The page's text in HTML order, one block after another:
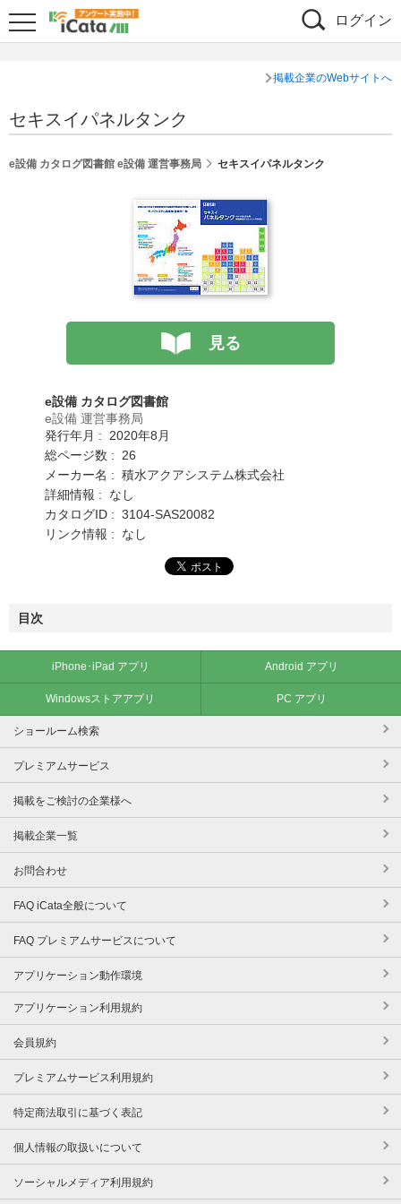
ログイン
掲載企業のWebサイトへ
セキスイパネルタンク
e設備 カタログ図書館 e設備 運営事務局 セキスイパネルタンク
見る
e設備 カタログ図書館
e設備 運営事務局
発行年月 : 2020年8月
総ページ数 : 26
メーカー名 : 積水アクアシステム株式会社
詳細情報 : なし
カタログID : 3104-SAS20082
リンク情報 : なし
目次
iPhone･iPad アプリ Android アプリ
Windowsストアアプリ PC アプリ
ショールーム検索
プレミアムサービス
掲載をご検討の企業様へ
掲載企業一覧
お問合わせ
FAQ iCata全般について
FAQ プレミアムサービスについて
アプリケーション動作環境
アプリケーション利用規約
会員規約
プレミアムサービス利用規約
特定商法取引に基づく表記
個人情報の取扱いについて
ソーシャルメディア利用規約